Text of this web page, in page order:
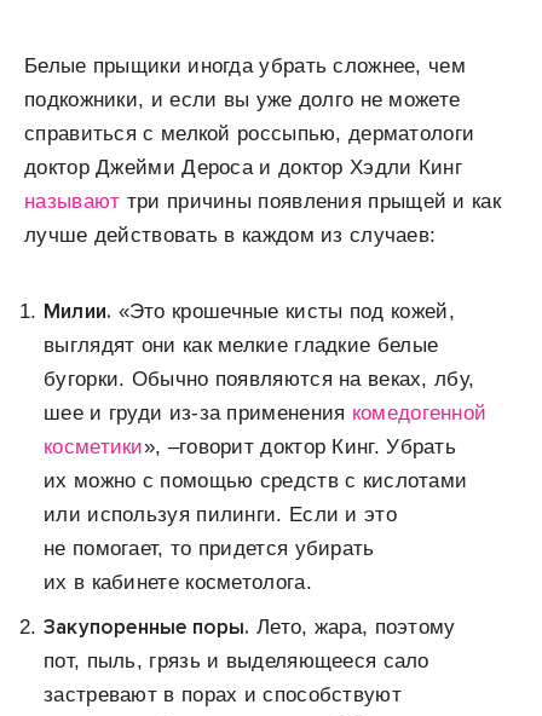
Белые прыщики иногда убрать сложнее, чем
подкожники, и если вы уже долго не можете
справиться с мелкой россыпью, дерматологи
доктор Джейми Дероса и доктор Хэдли Кинг
называют три причины появления прыщей и как
лучше действовать в каждом из случаев:
Милии. «Это крошечные кисты под кожей,
выглядят они как мелкие гладкие белые
бугорки. Обычно появляются на веках, лбу,
шее и груди из-за применения комедогенной
косметики», –говорит доктор Кинг. Убрать
их можно с помощью средств с кислотами
или используя пилинги. Если и это
не помогает, то придется убирать
их в кабинете косметолога.
Закупоренные поры. Лето, жара, поэтому
пот, пыль, грязь и выделяющееся сало
застревают в порах и способствуют